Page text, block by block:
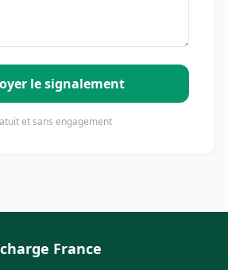
le signalement
et sans engagement
France